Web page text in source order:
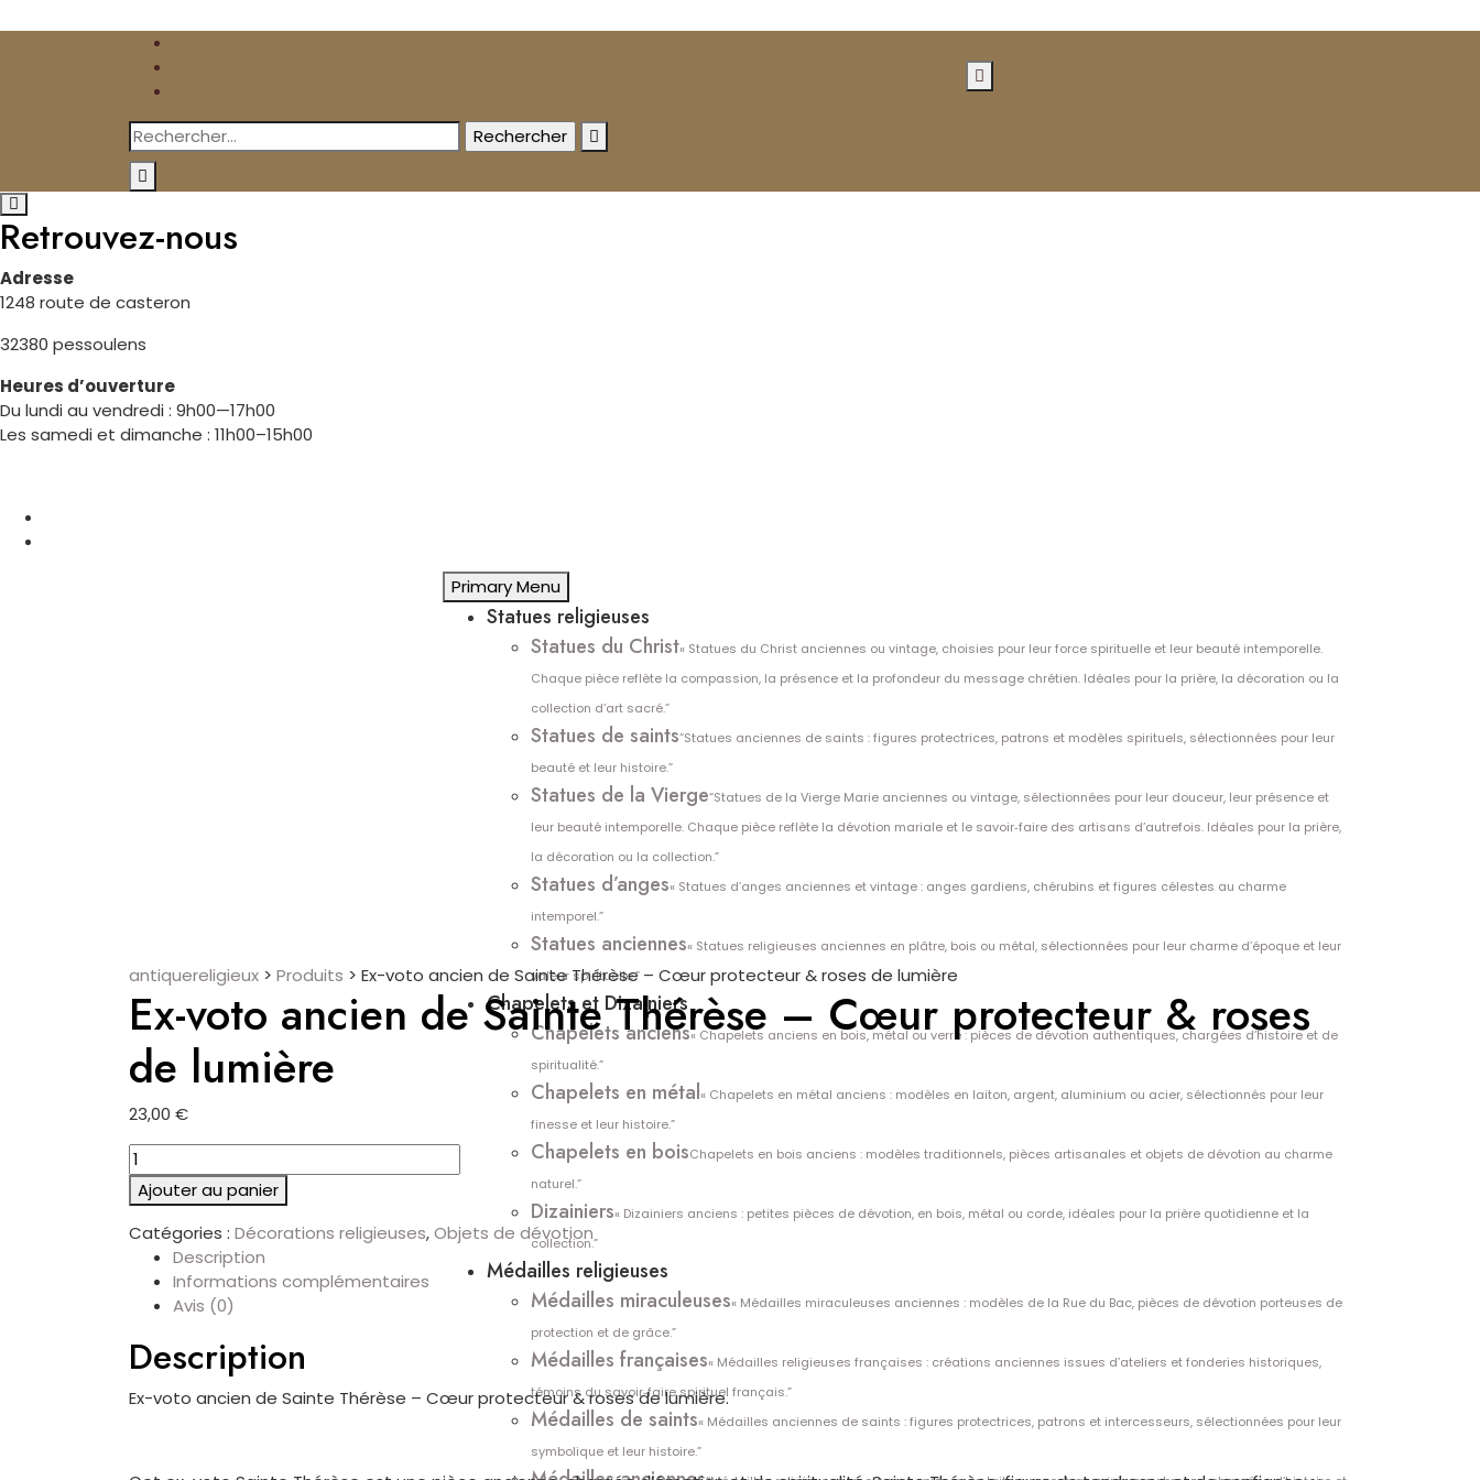
Rechercher :
Retrouvez-nous
Adresse
1248 route de casteron
32380 pessoulens
Heures d’ouverture
Du lundi au vendredi : 9h00—17h00
Les samedi et dimanche : 11h00–15h00
Primary Menu
Statues religieuses
Statues du Christ« Statues du Christ anciennes ou vintage, choisies pour leur force spirituelle et leur beauté intemporelle.
Chaque pièce reflète la compassion, la présence et la profondeur du message chrétien. Idéales pour la prière, la décoration ou la
collection d’art sacré.”
Statues de saints“Statues anciennes de saints : figures protectrices, patrons et modèles spirituels, sélectionnées pour leur
beauté et leur histoire.”
Statues de la Vierge“Statues de la Vierge Marie anciennes ou vintage, sélectionnées pour leur douceur, leur présence et
leur beauté intemporelle. Chaque pièce reflète la dévotion mariale et le savoir‑faire des artisans d’autrefois. Idéales pour la prière,
la décoration ou la collection.”
Statues d’anges« Statues d’anges anciennes et vintage : anges gardiens, chérubins et figures célestes au charme
intemporel.”
Statues anciennes« Statues religieuses anciennes en plâtre, bois ou métal, sélectionnées pour leur charme d’époque et leur
valeur spirituelle.”
Chapelets et Dizainiers
Chapelets anciens« Chapelets anciens en bois, métal ou verre : pièces de dévotion authentiques, chargées d’histoire et de
spiritualité.”
Chapelets en métal« Chapelets en métal anciens : modèles en laiton, argent, aluminium ou acier, sélectionnés pour leur
finesse et leur histoire.”
Chapelets en boisChapelets en bois anciens : modèles traditionnels, pièces artisanales et objets de dévotion au charme
naturel.”
Dizainiers« Dizainiers anciens : petites pièces de dévotion, en bois, métal ou corde, idéales pour la prière quotidienne et la
collection.”
Médailles religieuses
Médailles miraculeuses« Médailles miraculeuses anciennes : modèles de la Rue du Bac, pièces de dévotion porteuses de
protection et de grâce.”
Médailles françaises« Médailles religieuses françaises : créations anciennes issues d’ateliers et fonderies historiques,
témoins du savoir‑faire spirituel français.”
Médailles de saints« Médailles anciennes de saints : figures protectrices, patrons et intercesseurs, sélectionnées pour leur
symbolique et leur histoire.”
antiquereligieux > Produits > Ex-voto ancien de Sainte Thérèse – Cœur protecteur & roses de lumière
Ex-voto ancien de Sainte Thérèse – Cœur protecteur & roses
de lumière
23,00 €
quantité
de
Ex-
voto
ancien
Sainte
–
Cœur
protecteur
Ajouter au panier
Catégories : Décorations religieuses,Objets de dévotion
Description
Informations complémentaires
Avis (0)
Description
Ex-voto ancien de Sainte Thérèse – Cœur protecteur & roses de lumière.